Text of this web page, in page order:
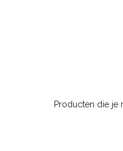
Producten die je